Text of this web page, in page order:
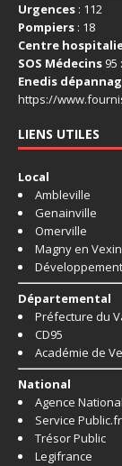
Urgences : 112
Pompiers : 18
Centre
SOS Médecins 95
Enedis
https://
LIENS UTILES
Local
Ambleville
Genainville
Omerville
Magny en Vexin
Départemental
Préfecture du
CD95
Académie de
National
Agence
Service Public.fr
Trésor Public
Legifrance